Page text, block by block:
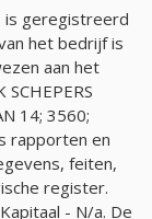
is geregistreerd
het bedrijf is
aan het
14; 3560;
rapporten en
feiten,
register.
- N/a. De